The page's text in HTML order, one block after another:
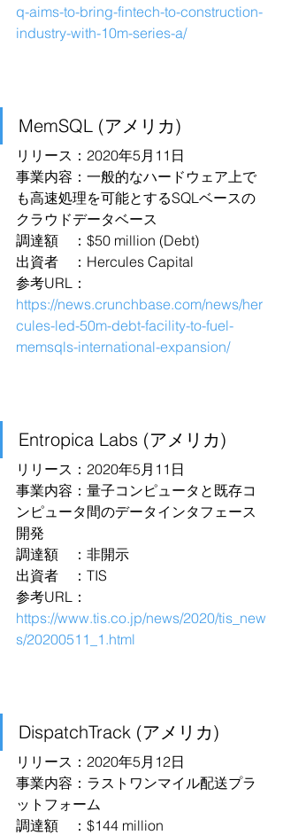
q-aims-to-bring-fintech-to-construction-
industry-with-10m-series-a/
MemSQL (アメリカ)
リリース：2020年5月11日
事業内容：一般的なハードウェア上で
も高速処理を可能とするSQLベースの
クラウドデータベース
調達額　：$50 million (Debt)
出資者　：Hercules Capital
参考URL：
https://news.crunchbase.com/news/her
cules-led-50m-debt-facility-to-fuel-
memsqls-international-expansion/
Entropica Labs (アメリカ)
リリース：2020年5月11日
事業内容：量子コンピュータと既存コ
ンピュータ間のデータインタフェース
開発
調達額　：非開示
出資者　：TIS
参考URL：
https://www.tis.co.jp/news/2020/tis_new
s/20200511_1.html
DispatchTrack (アメリカ)
リリース：2020年5月12日
事業内容：ラストワンマイル配送プラ
ットフォーム
調達額　：$144 million